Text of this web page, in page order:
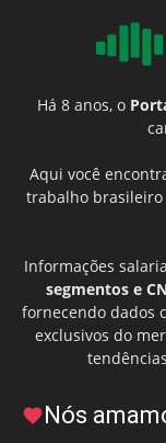
Há 8 anos, o
Aqui você
trabalho brasileiro
Informações
segmentos e
fornecendo dados
exclusivos do
Nós